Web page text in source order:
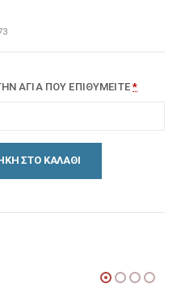
ΑΓΙΑ ΠΟΥ ΕΠΙΘΥΜΕΙΤΕ*
ΣΤΟ ΚΑΛΆΘΙ